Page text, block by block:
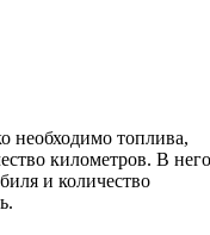
необходимо топлива,
километров. В него
и количество